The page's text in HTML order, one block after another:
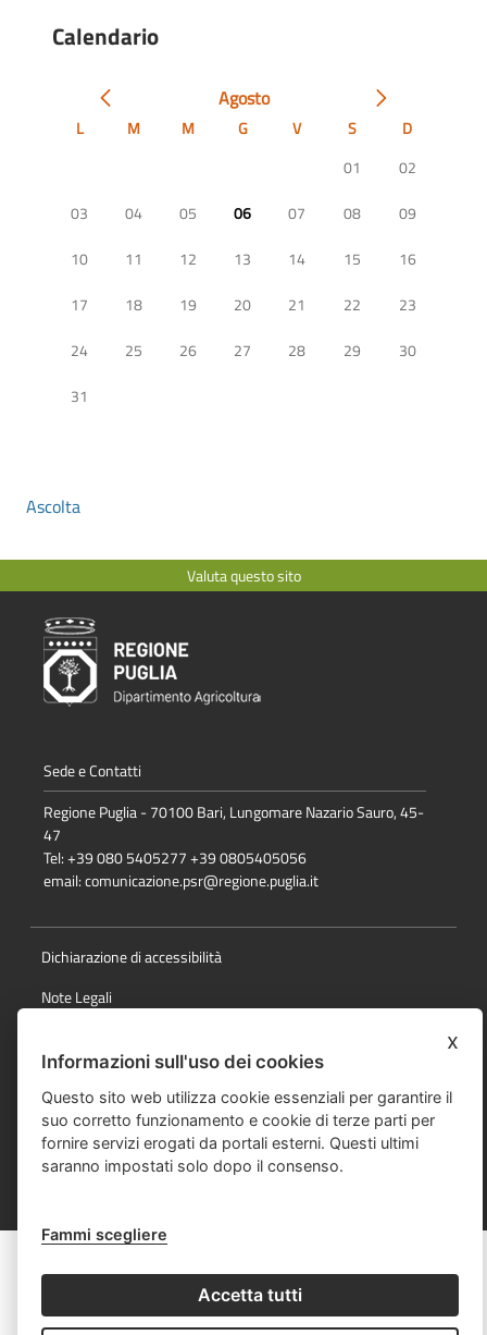
Calendario
Agosto
L M M G V S
D
01
02
03
04 05 06 07 08
09
10
11 12 13 14 15
16
17
18 19 20 21 22
23
24
25 26 27 28 29
30
31
Ascolta
Valuta questo sito
Sede e Contatti
Regione Puglia - 70100 Bari, Lungomare Nazario Sauro, 45-
47
Tel: +39 080 5405277 +39 0805405056
email:comunicazione.psr@regione.puglia.it
Dichiarazione di accessibilità
Note Legali
Responsabile della pubblicazione
Mappa del sito
x
Informazioni sull'uso dei cookies
Questo sito web utilizza cookie essenziali per garantire il
suo corretto funzionamento e cookie di terze parti per
fornire servizi erogati da portali esterni. Questi ultimi
saranno impostati solo dopo il consenso.
Fammi scegliere
Accetta tutti